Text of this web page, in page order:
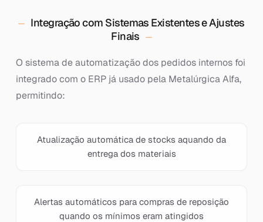
Integração com Sistemas Existentes e Ajustes
Finais
O sistema de automatização dos pedidos internos foi
integrado com o ERP já usado pela Metalúrgica Alfa,
permitindo:
Atualização automática de stocks aquando da
entrega dos materiais
Alertas automáticos para compras de reposição
quando os mínimos eram atingidos